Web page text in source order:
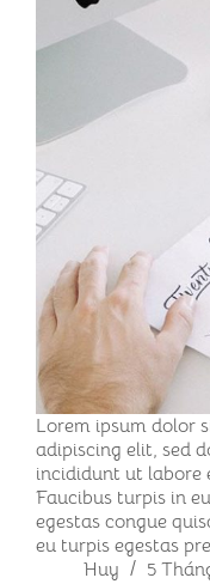
Lorem ipsum dolor
adipiscing elit, sed
incididunt ut labore
Faucibus turpis in
egestas congue
eu turpis egestas
Huy
5